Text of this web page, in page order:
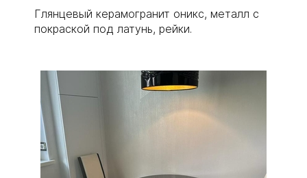
Глянцевый керамогранит оникс, металл с
покраской под латунь, рейки.